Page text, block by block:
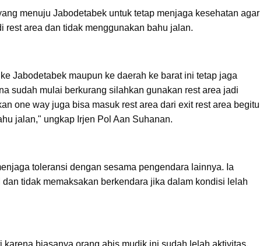
menuju Jabodetabek untuk tetap menjaga kesehatan agar
area dan tidak menggunakan bahu jalan.
Jabodetabek maupun ke daerah ke barat ini tetap jaga
sudah mulai berkurang silahkan gunakan rest area jadi
one way juga bisa masuk rest area dari exit rest area begitu
jalan," ungkap Irjen Pol Aan Suhanan.
toleransi dengan sesama pengendara lainnya. Ia
tidak memaksakan berkendara jika dalam kondisi lelah
biasanya orang abis mudik ini sudah lelah aktivitas,